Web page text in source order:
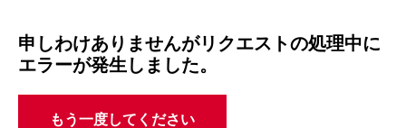
申しわけありませんがリクエストの処理中に
エラーが発生しました。
もう一度してください